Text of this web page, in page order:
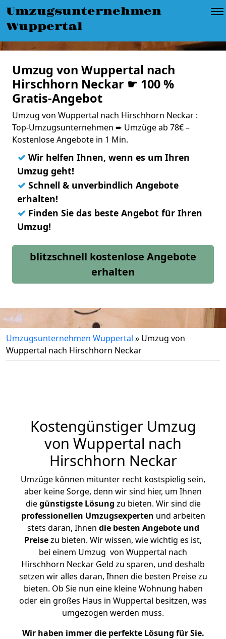
Umzugsunternehmen
Wuppertal
Umzug von Wuppertal nach
Hirschhorn Neckar ☛ 100 %
Gratis-Angebot
Umzug von Wuppertal nach Hirschhorn Neckar :
Top-Umzugsunternehmen ➨ Umzüge ab 78€ –
Kostenlose Angebote in 1 Min.
✓ Wir helfen Ihnen, wenn es um Ihren
Umzug geht!
✓ Schnell & unverbindlich Angebote
erhalten!
✓ Finden Sie das beste Angebot für Ihren
Umzug!
blitzschnell kostenlose Angebote
erhalten
Umzugsunternehmen Wuppertal » Umzug von
Wuppertal nach Hirschhorn Neckar
Kostengünstiger Umzug
von Wuppertal nach
Hirschhorn Neckar
Umzüge können mitunter recht kostspielig sein,
aber keine Sorge, denn wir sind hier, um Ihnen
diegünstigste Lösung zu bieten. Wir sind die
professionellen Umzugsexperten und arbeiten
stets daran, Ihnen die besten Angebote und
Preisezu bieten. Wir wissen, wie wichtig es ist,
bei einem Umzug von Wuppertal nach
Hirschhorn Neckar Geld zu sparen, und deshalb
setzen wir alles daran, Ihnen die besten Preise zu
bieten. Ob Sie nun eine kleine Wohnung haben
oder ein großes Haus in Wuppertal besitzen, was
umgezogen werden muss.
Wir haben immer die perfekte Lösung für Sie.